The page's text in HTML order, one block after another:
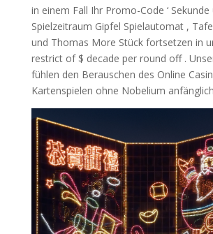
in einem Fall Ihr Promo-Code ‘
Spielzeitraum Gipfel Spielautomat ,
und Thomas More Stück fortsetzen in
restrict of $ decade per round off .
fühlen den Berauschen des Online
Kartenspielen ohne Nobelium